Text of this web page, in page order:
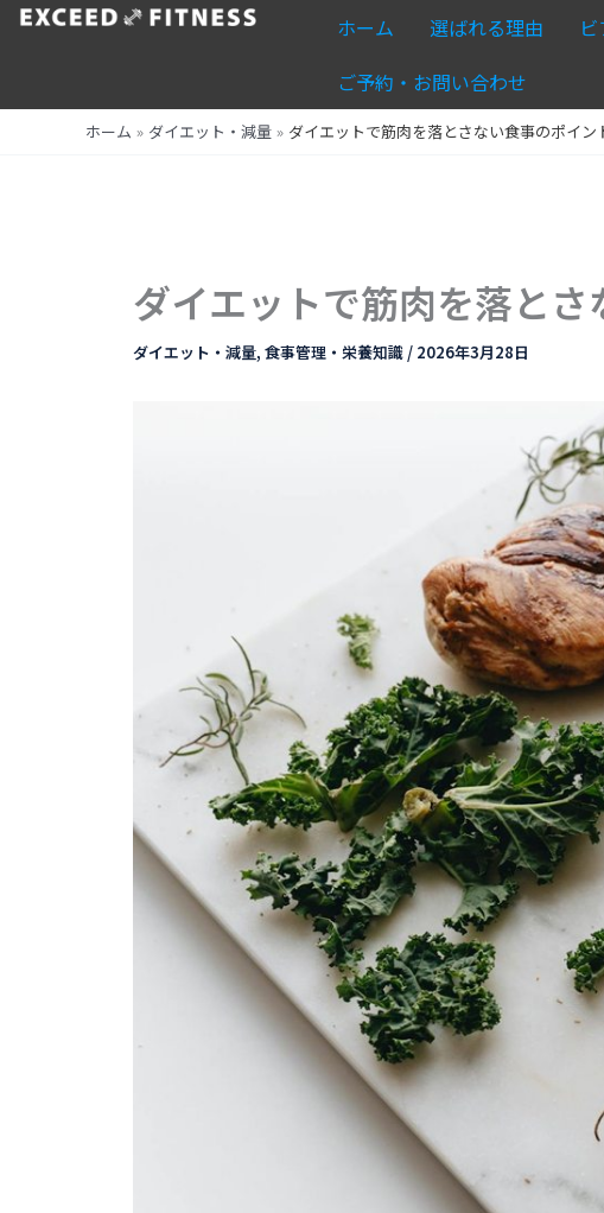
ス
ホーム 選ばれる理由
ご予約・お問い合わせ
ホーム ダイエット・減量 ダイエットで筋肉を落とさない食事のポイン
ダイエットで筋肉を落と
ダイエット・減量, 食事管理・栄養知識 / 2026年3月28日